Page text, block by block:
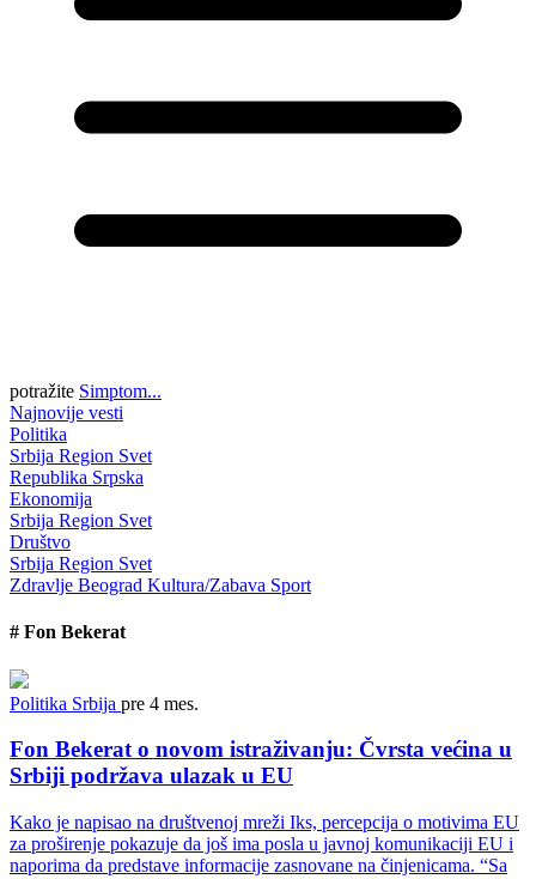
potražite Simptom...
Najnovije vesti
Politika
Srbija Region Svet
Republika Srpska
Ekonomija
Srbija Region Svet
Društvo
Srbija Region Svet
Zdravlje Beograd Kultura/Zabava Sport
# Fon Bekerat
Politika Srbija pre 4 mes.
Fon Bekerat o novom istraživanju: Čvrsta većina u
Srbiji podržava ulazak u EU
Kako je napisao na društvenoj mreži Iks, percepcija o motivima EU
za proširenje pokazuje da još ima posla u javnoj komunikaciji EU i
naporima da predstave informacije zasnovane na činjenicama. “Sa